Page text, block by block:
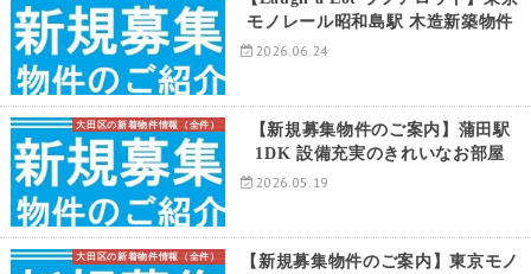
モノレール昭和島駅 木造新築物件
2026.06.24
大田区の新着物件情報（全件）
【新規募集物件のご案内】蒲田駅
1DK 設備充実のきれいなお部屋
2026.05.19
大田区の新着物件情報（全件）
【新規募集物件のご案内】東京モノ